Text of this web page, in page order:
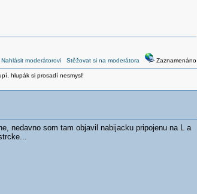
Nahlásit moderátorovi Stěžovat si na moderátora Zaznamenáno
hlupák si prosadí nesmysl!
nedavno som tam objavil nabijacku pripojenu na L a